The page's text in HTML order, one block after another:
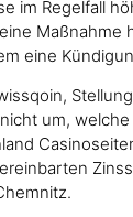
im Regelfall
eine
um,